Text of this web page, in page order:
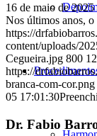
16 de maio de 2025
Nos últimos anos,
https://
content/uploads/
Cegueira.jpg 800
https://
branca-com-cor.png
05 17:01:30
Dr. Fabio